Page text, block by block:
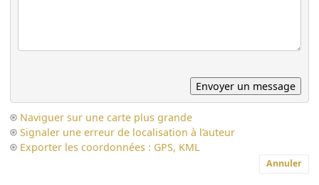
Naviguer sur une carte plus grande
Signaler une erreur de localisation à l’auteur
Exporter les coordonnées : GPS, KML
Annuler